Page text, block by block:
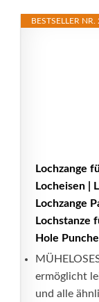
BESTSELLER NR.
Lochzange
Locheisen |
Lochzange
Lochstanze
Hole
ermöglicht
und alle